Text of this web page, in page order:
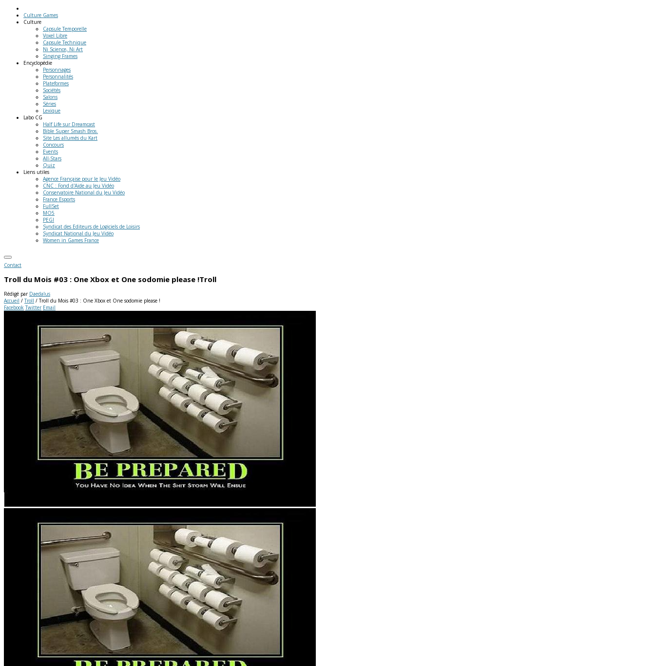
Culture Games
Culture
Capsule Temporelle
Voxel Libre
Capsule Technique
Ni Science, Ni Art
Singing Frames
Encyclopédie
Personnages
Personnalités
Plateformes
Sociétés
Salons
Séries
Lexique
Labo CG
Half Life sur Dreamcast
Bible Super Smash Bros.
Site Les allumés du Kart
Concours
Events
All-Stars
Quiz
Liens utiles
Agence Française pour le Jeu Vidéo
CNC : Fond d'Aide au Jeu Vidéo
Conservatoire National du Jeu Vidéo
France Esports
FullSet
MO5
PEGI
Syndicat des Editeurs de Logiciels de Loisirs
Syndicat National du Jeu Vidéo
Women in Games France
Contact
Troll du Mois #03 : One Xbox et One sodomie please !Troll
Rédigé par Daedalus
Accueil / Troll / Troll du Mois #03 : One Xbox et One sodomie please !
Facebook Twitter Email